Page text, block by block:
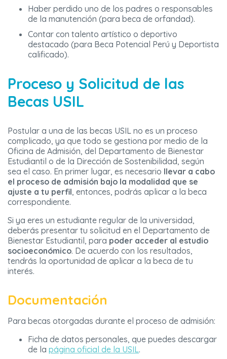
Haber perdido uno de los padres o responsables
de la manutención (para beca de orfandad).
Contar con talento artístico o deportivo
destacado (para Beca Potencial Perú y Deportista
calificado).
Proceso y Solicitud de las
Becas USIL
Postular a una de las becas USIL no es un proceso
complicado, ya que todo se gestiona por medio de la
Oficina de Admisión, del Departamento de Bienestar
Estudiantil o de la Dirección de Sostenibilidad, según
sea el caso. En primer lugar, es necesario llevar a cabo
el proceso de admisión bajo la modalidad que se
ajuste a tu perfil, entonces, podrás aplicar a la beca
correspondiente.
Si ya eres un estudiante regular de la universidad,
deberás presentar tu solicitud en el Departamento de
Bienestar Estudiantil, para poder acceder al estudio
socioeconómico. De acuerdo con los resultados,
tendrás la oportunidad de aplicar a la beca de tu
interés.
Documentación
Para becas otorgadas durante el proceso de admisión:
Ficha de datos personales, que puedes descargar
de la página oficial de la USIL.